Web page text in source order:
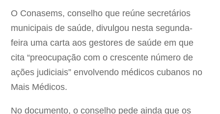
O Conasems, conselho que reúne secretários
municipais de saúde, divulgou nesta segunda-
feira uma carta aos gestores de saúde em que
cita “preocupação com o crescente número de
ações judiciais” envolvendo médicos cubanos no
Mais Médicos.
No documento, o conselho pede ainda que os